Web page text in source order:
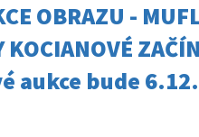
OBRAZU -
KOCIANOVÉ
aukce bude